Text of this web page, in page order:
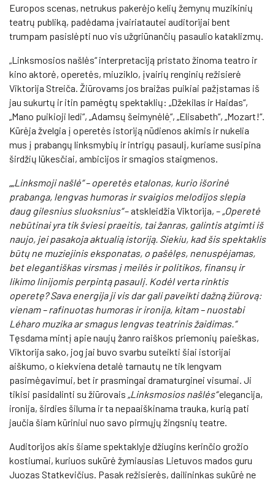
Europos scenas, netrukus pakerėjo kelių žemynų muzikinių
teatrų publiką, padėdama įvairiatautei auditorijai bent
trumpam pasislėpti nuo vis užgriūnančių pasaulio kataklizmų.
„Linksmosios našlės“ interpretaciją pristato žinoma teatro ir
kino aktorė, operetės, miuziklo, įvairių renginių režisierė
Viktorija Streiča. Žiūrovams jos braižas puikiai pažįstamas iš
jau sukurtų ir itin pamėgtų spektaklių: „Džekilas ir Haidas“,
„Mano puikioji ledi“, „Adamsų šeimynėlėׅ“, „Elisabeth“, „Mozart!“.
Kūrėja žvelgia į operetės istoriją nūdienos akimis ir nukelia
mus į prabangų linksmybių ir intrigų pasaulį, kuriame susipina
širdžių lūkesčiai, ambicijos ir smagios staigmenos.
„„Linksmoji našlė“ – operetės etalonas, kurio išorinė
prabanga, lengvas humoras ir svaigios melodijos slepia
daug gilesnius sluoksnius“– atskleidžia Viktorija, – „Operetė
nebūtinai yra tik šviesi praeitis, tai žanras, galintis atgimti iš
naujo, jei pasakoja aktualią istoriją. Siekiu, kad šis spektaklis
būtų ne muziejinis eksponatas, o pašėlęs, nenuspėjamas,
bet elegantiškas virsmas į meilės ir politikos, finansų ir
likimo linijomis perpintą pasaulį. Kodėl verta rinktis
operetę? Sava energija ji vis dar gali paveikti dažną žiūrovą:
vienam – rafinuotas humoras ir ironija, kitam – nuostabi
Léharo muzika ar smagus lengvas teatrinis žaidimas.“
Tęsdama mintį apie naujų žanro raiškos priemonių paieškas,
Viktorija sako, jog jai buvo svarbu suteikti šiai istorijai
aiškumo, o kiekviena detalė tarnautų ne tik lengvam
pasimėgavimui, bet ir prasmingai dramaturginei visumai. Ji
tikisi pasidalinti su žiūrovais „Linksmosios našlės“elegancija,
ironija, širdies šiluma ir ta nepaaiškinama trauka, kurią pati
jaučia šiam kūriniui nuo savo pirmųjų žingsnių teatre.
Auditorijos akis šiame spektaklyje džiugins kerinčio grožio
kostiumai, kuriuos sukūrė žymiausias Lietuvos mados guru
Juozas Statkevičius. Pasak režisierės, dailininkas sukūrė ne